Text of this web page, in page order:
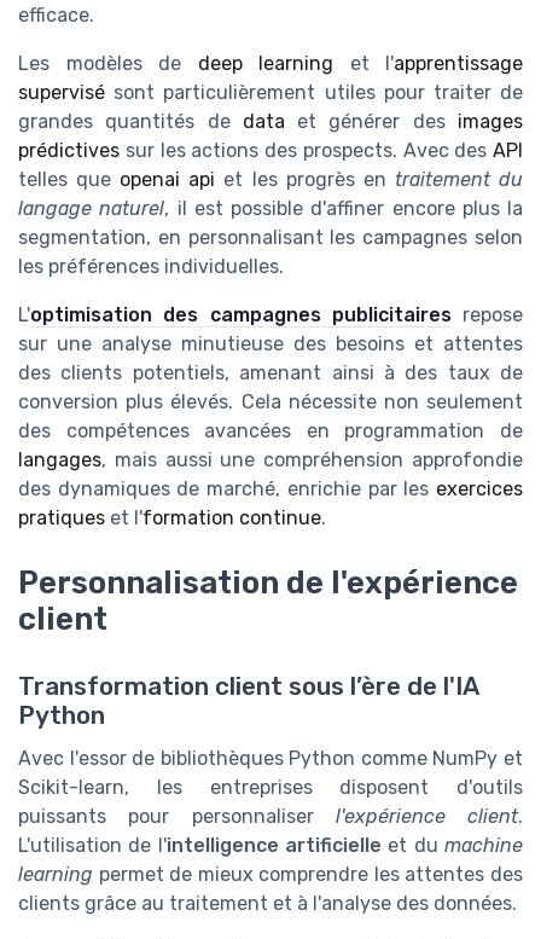
efficace.
Les modèles de deep learning et l'apprentissage
supervisé sont particulièrement utiles pour traiter de
grandes quantités de data et générer des images
prédictives sur les actions des prospects. Avec des API
telles que openai api et les progrès en traitement du
langage naturel, il est possible d'affiner encore plus la
segmentation, en personnalisant les campagnes selon
les préférences individuelles.
L'optimisation des campagnes publicitairesrepose
sur une analyse minutieuse des besoins et attentes
des clients potentiels, amenant ainsi à des taux de
conversion plus élevés. Cela nécessite non seulement
des compétences avancées en programmation de
langages, mais aussi une compréhension approfondie
des dynamiques de marché, enrichie par les exercices
pratiques et l'formation continue.
Personnalisation de l'expérience
client
Transformation client sous l’ère de l'IA
Python
Avec l'essor de bibliothèques Python comme NumPy et
Scikit-learn, les entreprises disposent d'outils
puissants pour personnaliser l'expérience client.
L'utilisation de l'intelligence artificielle et dumachine
learning permet de mieux comprendre les attentes des
clients grâce au traitement et à l'analyse des données.